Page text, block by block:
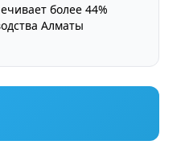
более 44%
Алматы